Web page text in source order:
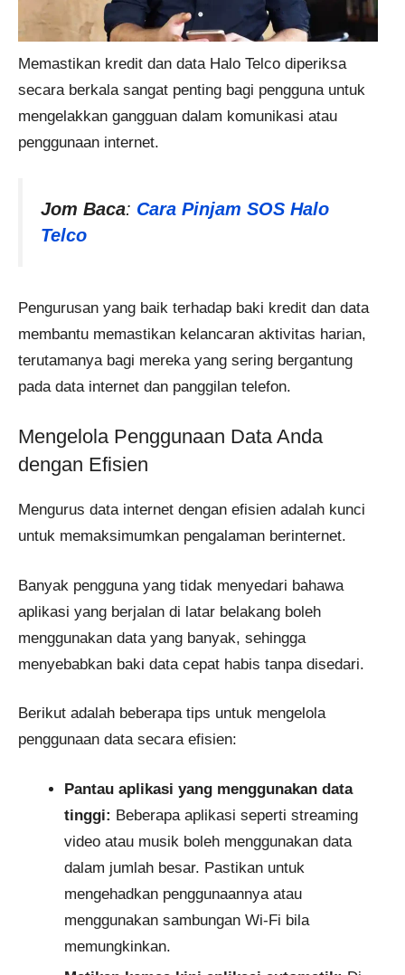
Memastikan kredit dan data Halo Telco diperiksa
secara berkala sangat penting bagi pengguna untuk
mengelakkan gangguan dalam komunikasi atau
penggunaan internet.
Jom Baca: Cara Pinjam SOS Halo
Telco
Pengurusan yang baik terhadap baki kredit dan data
membantu memastikan kelancaran aktivitas harian,
terutamanya bagi mereka yang sering bergantung
pada data internet dan panggilan telefon.
Mengelola Penggunaan Data Anda
dengan Efisien
Mengurus data internet dengan efisien adalah kunci
untuk memaksimumkan pengalaman berinternet.
Banyak pengguna yang tidak menyedari bahawa
aplikasi yang berjalan di latar belakang boleh
menggunakan data yang banyak, sehingga
menyebabkan baki data cepat habis tanpa disedari.
Berikut adalah beberapa tips untuk mengelola
penggunaan data secara efisien:
Pantau aplikasi yang menggunakan data
tinggi: Beberapa aplikasi seperti streaming
video atau musik boleh menggunakan data
dalam jumlah besar. Pastikan untuk
mengehadkan penggunaannya atau
menggunakan sambungan Wi-Fi bila
memungkinkan.